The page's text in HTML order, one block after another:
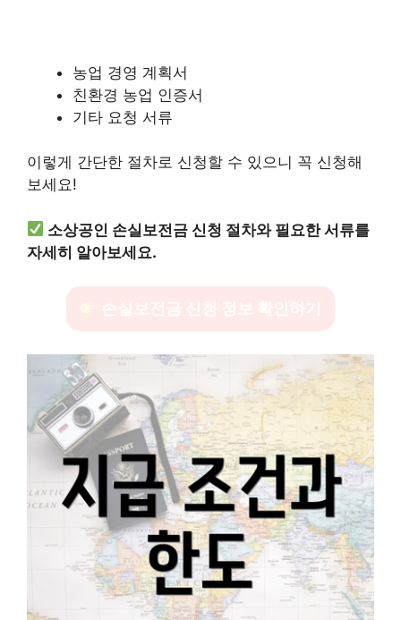
농업 경영 계획서
친환경 농업 인증서
기타 요청 서류
이렇게 간단한 절차로 신청할 수 있으니 꼭 신청해
보세요!
소상공인 손실보전금 신청 절차와 필요한 서류를
자세히 알아보세요.